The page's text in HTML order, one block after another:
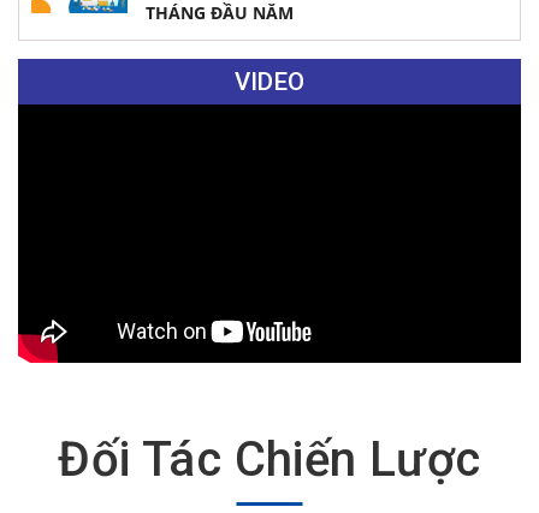
THÁNG ĐẦU NĂM
VIDEO
Đối Tác Chiến Lược